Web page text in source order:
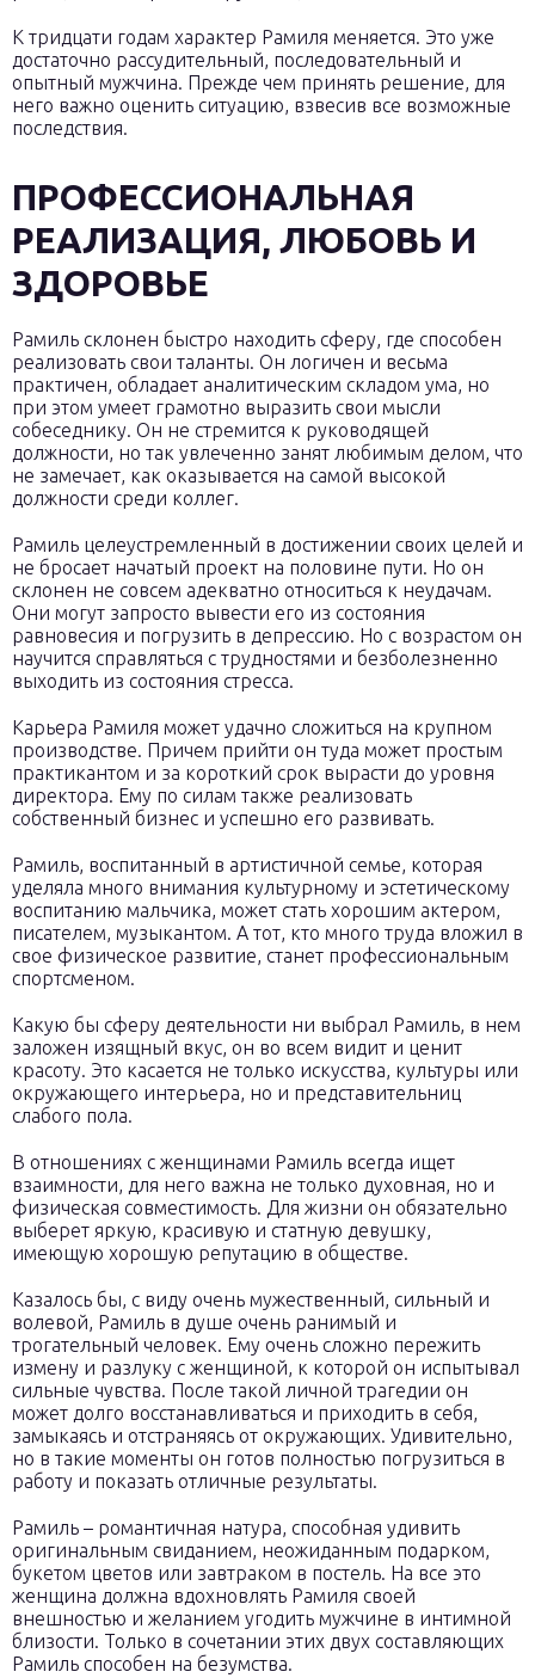
К тридцати годам характер Рамиля меняется. Это уже
достаточно рассудительный, последовательный и
опытный мужчина. Прежде чем принять решение, для
него важно оценить ситуацию, взвесив все возможные
последствия.
ПРОФЕССИОНАЛЬНАЯ
РЕАЛИЗАЦИЯ, ЛЮБОВЬ И
ЗДОРОВЬЕ
Рамиль склонен быстро находить сферу, где способен
реализовать свои таланты. Он логичен и весьма
практичен, обладает аналитическим складом ума, но
при этом умеет грамотно выразить свои мысли
собеседнику. Он не стремится к руководящей
должности, но так увлеченно занят любимым делом, что
не замечает, как оказывается на самой высокой
должности среди коллег.
Рамиль целеустремленный в достижении своих целей и
не бросает начатый проект на половине пути. Но он
склонен не совсем адекватно относиться к неудачам.
Они могут запросто вывести его из состояния
равновесия и погрузить в депрессию. Но с возрастом он
научится справляться с трудностями и безболезненно
выходить из состояния стресса.
Карьера Рамиля может удачно сложиться на крупном
производстве. Причем прийти он туда может простым
практикантом и за короткий срок вырасти до уровня
директора. Ему по силам также реализовать
собственный бизнес и успешно его развивать.
Рамиль, воспитанный в артистичной семье, которая
уделяла много внимания культурному и эстетическому
воспитанию мальчика, может стать хорошим актером,
писателем, музыкантом. А тот, кто много труда вложил в
свое физическое развитие, станет профессиональным
спортсменом.
Какую бы сферу деятельности ни выбрал Рамиль, в нем
заложен изящный вкус, он во всем видит и ценит
красоту. Это касается не только искусства, культуры или
окружающего интерьера, но и представительниц
слабого пола.
В отношениях с женщинами Рамиль всегда ищет
взаимности, для него важна не только духовная, но и
физическая совместимость. Для жизни он обязательно
выберет яркую, красивую и статную девушку,
имеющую хорошую репутацию в обществе.
Казалось бы, с виду очень мужественный, сильный и
волевой, Рамиль в душе очень ранимый и
трогательный человек. Ему очень сложно пережить
измену и разлуку с женщиной, к которой он испытывал
сильные чувства. После такой личной трагедии он
может долго восстанавливаться и приходить в себя,
замыкаясь и отстраняясь от окружающих. Удивительно,
но в такие моменты он готов полностью погрузиться в
работу и показать отличные результаты.
Рамиль – романтичная натура, способная удивить
оригинальным свиданием, неожиданным подарком,
букетом цветов или завтраком в постель. На все это
женщина должна вдохновлять Рамиля своей
внешностью и желанием угодить мужчине в интимной
близости. Только в сочетании этих двух составляющих
Рамиль способен на безумства.